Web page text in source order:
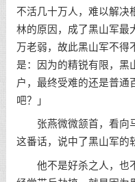
不活几十万人，难以解决
林的原因，成了黑山军最
万老弱，故此黑山军不得
是：因为的精锐有限，黑
户，最终受难的还是普通
吧？」
张燕微微颔首，看向马
这番话，说中了黑山军的
他不是好杀之人，也不